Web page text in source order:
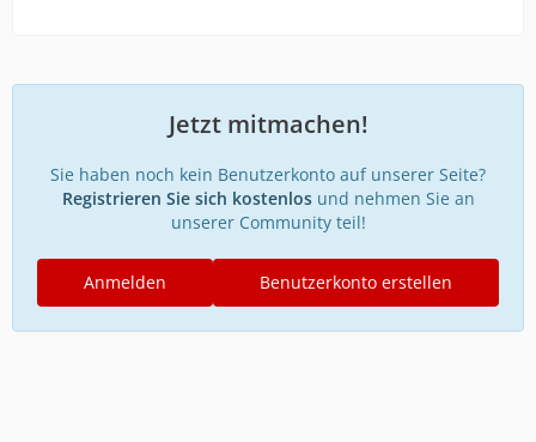
Jetzt mitmachen!
Sie haben noch kein Benutzerkonto auf unserer Seite?
Registrieren Sie sich kostenlosund nehmen Sie an
unserer Community teil!
Benutzerkonto erstellen
Anmelden